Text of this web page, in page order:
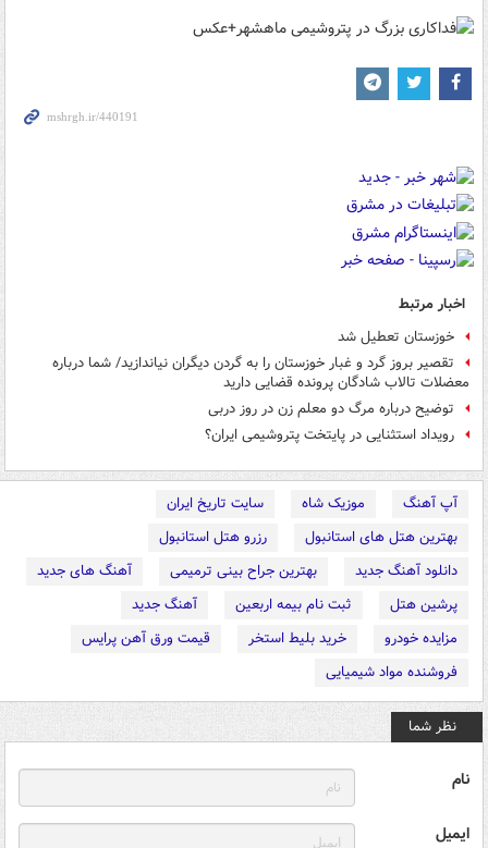
اخبار مرتبط
خوزستان تعطیل شد
تقصیر بروز گرد و غبار خوزستان را به گردن دیگران نیاندازید/ شما درباره
معضلات تالاب شادگان پرونده قضایی دارید
توضیح درباره مرگ دو معلم زن در روز دربی
رویداد استثنایی در پایتخت پتروشیمی ایران؟
آپ آهنگ موزیک شاه
سایت تاریخ ایران
بهترین هتل های استانبول
رزرو هتل استانبول
دانلود آهنگ جدید
بهترین جراح بینی ترمیمی
آهنگ های جدید
پرشین هتل
ثبت نام بیمه اربعین
آهنگ جدید
مزایده خودرو
خرید بلیط استخر
قیمت ورق آهن پرایس
فروشنده مواد شیمیایی
نظر شما
نام
ایمیل